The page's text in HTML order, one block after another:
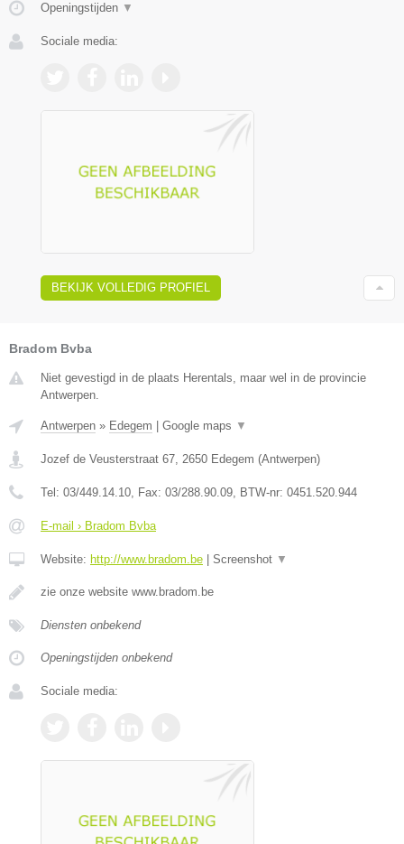
Openingstijden ▼
Sociale media:
BEKIJK VOLLEDIG PROFIEL
Bradom Bvba
Niet gevestigd in de plaats Herentals, maar wel in de provincie
Antwerpen.
Antwerpen » Edegem | Google maps ▼
Jozef de Veusterstraat 67 2650 Edegem (Antwerpen)
Tel: 03/449.14.10 , Fax: 03/288.90.09 , BTW-nr: 0451.520.944
E-mail › Bradom Bvba
Website: http://www.bradom.be | Screenshot ▼
zie onze website www.bradom.be
Diensten onbekend
Openingstijden onbekend
Sociale media: